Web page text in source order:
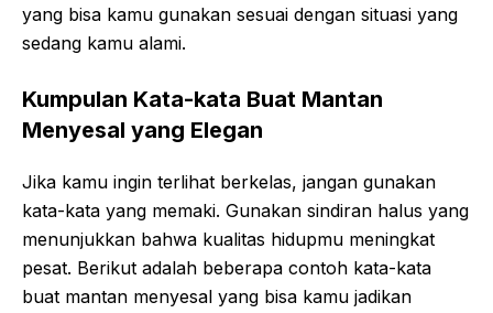
yang bisa kamu gunakan sesuai dengan situasi yang
sedang kamu alami.
Kumpulan Kata-kata Buat Mantan
Menyesal yang Elegan
Jika kamu ingin terlihat berkelas, jangan gunakan
kata-kata yang memaki. Gunakan sindiran halus yang
menunjukkan bahwa kualitas hidupmu meningkat
pesat. Berikut adalah beberapa contoh kata-kata
buat mantan menyesal yang bisa kamu jadikan